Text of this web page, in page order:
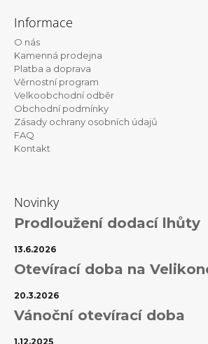
Informace
O nás
Kamenná prodejna
Platba a doprava
Věrnostní program
Velkoobchodní odběr
Obchodní podmínky
Zásady ochrany osobních údajů
FAQ
Kontakt
Novinky
Prodloužení dodací lhůty
13.6.2026
Otevírací doba na
20.3.2026
Vánoční otevírací doba
1.12.2025